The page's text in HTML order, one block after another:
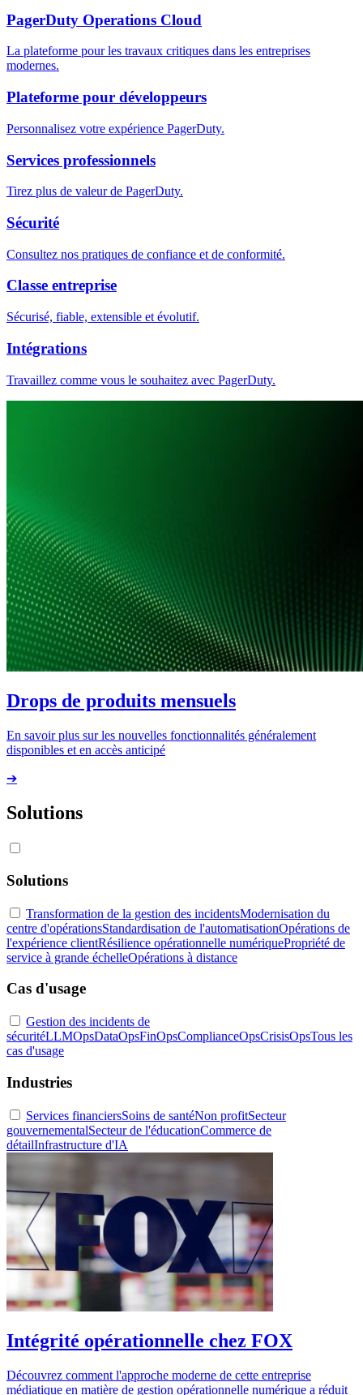
PagerDuty Operations Cloud
La plateforme pour les travaux critiques dans les entreprises
modernes.
Plateforme pour développeurs
Personnalisez votre expérience PagerDuty.
Services professionnels
Tirez plus de valeur de PagerDuty.
Sécurité
Consultez nos pratiques de confiance et de conformité.
Classe entreprise
Sécurisé, fiable, extensible et évolutif.
Intégrations
Travaillez comme vous le souhaitez avec PagerDuty.
Drops de produits mensuels
En savoir plus sur les nouvelles fonctionnalités généralement
disponibles et en accès anticipé
➔
Solutions
Solutions
Transformation de la gestion des incidentsModernisation du
centre d'opérationsStandardisation de l'automatisationOpérations de
l'expérience clientRésilience opérationnelle numériquePropriété de
service à grande échelleOpérations à distance
Cas d'usage
Gestion des incidents de
sécuritéLLMOpsDataOpsFinOpsComplianceOpsCrisisOpsTous les
cas d'usage
Industries
Services financiersSoins de santéNon profitSecteur
gouvernementalSecteur de l'éducationCommerce de
détailInfrastructure d'IA
Intégrité opérationnelle chez FOX
Découvrez comment l'approche moderne de cette entreprise
médiatique en matière de gestion opérationnelle numérique a réduit